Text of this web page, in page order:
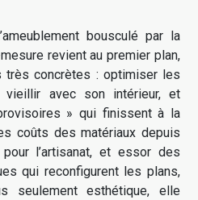
bousculé par la
revient au premier plan,
très concrètes : optimiser les
vieillir avec son intérieur, et
» qui finissent à la
coûts des matériaux depuis
l’artisanat, et essor des
qui reconfigurent les plans,
seulement esthétique, elle